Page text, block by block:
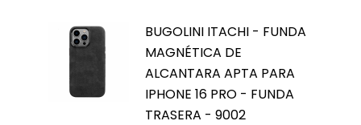
BUGOLINI ITACHI - FUNDA
MAGNÉTICA DE
ALCANTARA APTA PARA
IPHONE 16 PRO - FUNDA
TRASERA - 9002